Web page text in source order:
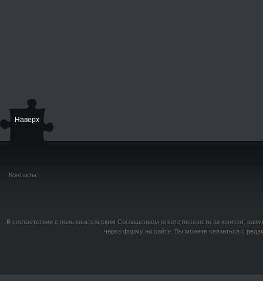
Наверх
Контакты
В соответствии с пользовательским Соглашением ответственность за контент,
через форму на сайте. Вы можете связаться с